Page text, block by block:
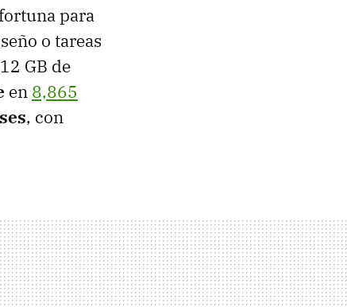
para
o tareas
GB de
en 8,865
, con